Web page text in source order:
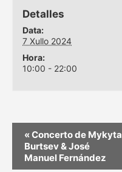
Detalles
Data:
7 Xullo 2024
Hora:
10:00 - 22:00
«Concerto de Mykyta
Burtsev & José
Manuel Fernández